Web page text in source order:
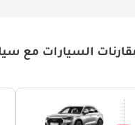
السيارات مع